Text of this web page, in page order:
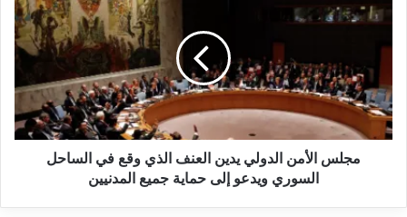
مجلس الأمن الدولي يدين العنف الذي وقع في الساحل
السوري ويدعو إلى حماية جميع المدنيين